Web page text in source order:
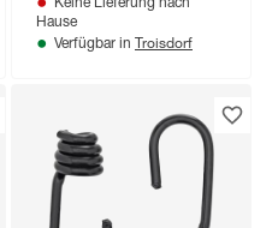
Keine Lieferung nach
Hause
Verfügbar in Troisdorf